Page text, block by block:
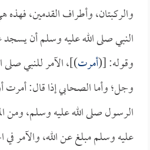
والركبتان، وأطراف القدمين، فهذه
النبي صلى الله عليه وسلم أن يسجد
وقوله: [(أمرت)]، الآمر للنبي صلى
وجل؛ وأما الصحابي إذا قال: أمرت
الرسول صلى الله عليه وسلم، ومن
عليه وسلم مبلغ عن الله، والآمر